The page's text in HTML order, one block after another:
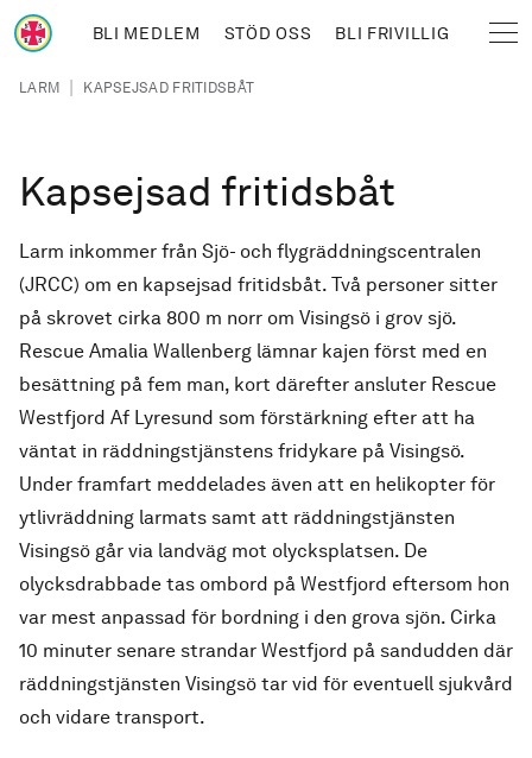
Hoppa till huvudinnehåll
BLI MEDLEM STÖD OSS BLI FRIVILLIG
Länkstig
LARM | KAPSEJSAD FRITIDSBÅT
Kapsejsad fritidsbåt
Larm inkommer från Sjö- och flygräddningscentralen
(JRCC) om en kapsejsad fritidsbåt. Två personer sitter
på skrovet cirka 800 m norr om Visingsö i grov sjö.
Rescue Amalia Wallenberg lämnar kajen först med en
besättning på fem man, kort därefter ansluter Rescue
Westfjord Af Lyresund som förstärkning efter att ha
väntat in räddningstjänstens fridykare på Visingsö.
Under framfart meddelades även att en helikopter för
ytlivräddning larmats samt att räddningstjänsten
Visingsö går via landväg mot olycksplatsen. De
olycksdrabbade tas ombord på Westfjord eftersom hon
var mest anpassad för bordning i den grova sjön. Cirka
10 minuter senare strandar Westfjord på sandudden där
räddningstjänsten Visingsö tar vid för eventuell sjukvård
och vidare transport.